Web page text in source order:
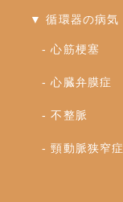
▼ 循環器の病気
心筋梗塞
心臓弁膜症
不整脈
頸動脈狭窄症